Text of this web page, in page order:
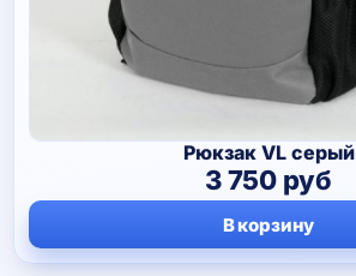
Рюкзак VL серый
3 750 руб
В корзину